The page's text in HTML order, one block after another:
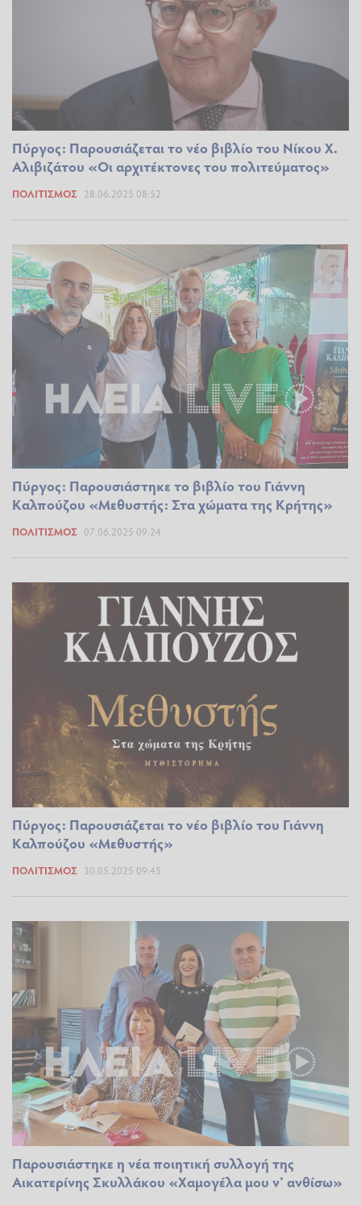
Πύργος: Παρουσιάζεται το νέο βιβλίο του Νίκου Χ.
Αλιβιζάτου «Οι αρχιτέκτονες του πολιτεύματος»
ΠΟΛΙΤΙΣΜΌΣ 28.06.2025 08:52
Πύργος: Παρουσιάστηκε το βιβλίο του Γιάννη
Καλπούζου «Μεθυστής: Στα χώματα της Κρήτης»
ΠΟΛΙΤΙΣΜΌΣ 07.06.2025 09:24
Πύργος: Παρουσιάζεται το νέο βιβλίο του Γιάννη
Καλπούζου «Μεθυστής»
ΠΟΛΙΤΙΣΜΌΣ 30.05.2025 09:45
Παρουσιάστηκε η νέα ποιητική συλλογή της
Αικατερίνης Σκυλλάκου «Χαμογέλα μου ν’ ανθίσω»